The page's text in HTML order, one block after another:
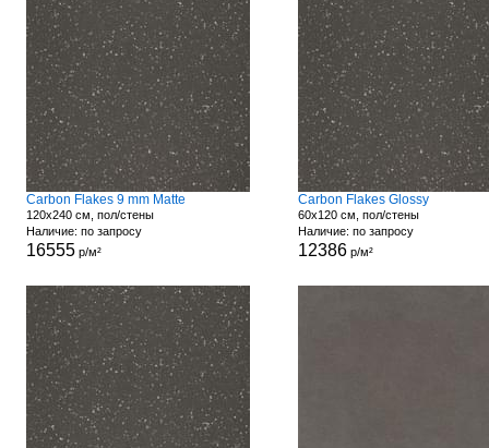
Carbon Flakes 9 mm Matte
120x240 см, пол/стены
Наличие: по запросу
16555р/м²
Carbon Flakes Glossy
60x120 см, пол/стены
Наличие: по запросу
12386р/м²